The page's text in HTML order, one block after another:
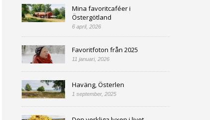
Mina favoritcaféer i
Östergötland
6 april, 2026
Favoritfoton från 2025
11 januari, 2026
Haväng, Österlen
1 september, 2025